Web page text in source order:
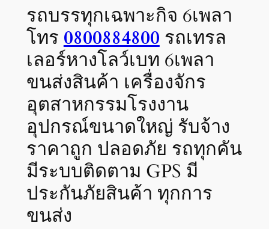
รถบรรทุกเฉพาะกิจ 6เพลา
โทร 0800884800 รถเทรล
เลอร์หางโลว์เบท 6เพลา
ขนส่งสินค้า เครื่องจักร
อุตสาหกรรมโรงงาน
อุปกรณ์ขนาดใหญ่ รับจ้าง
ราคาถูก ปลอดภัย รถทุกคัน
มีระบบติดตาม GPS มี
ประกันภัยสินค้า ทุกการ
ขนส่ง